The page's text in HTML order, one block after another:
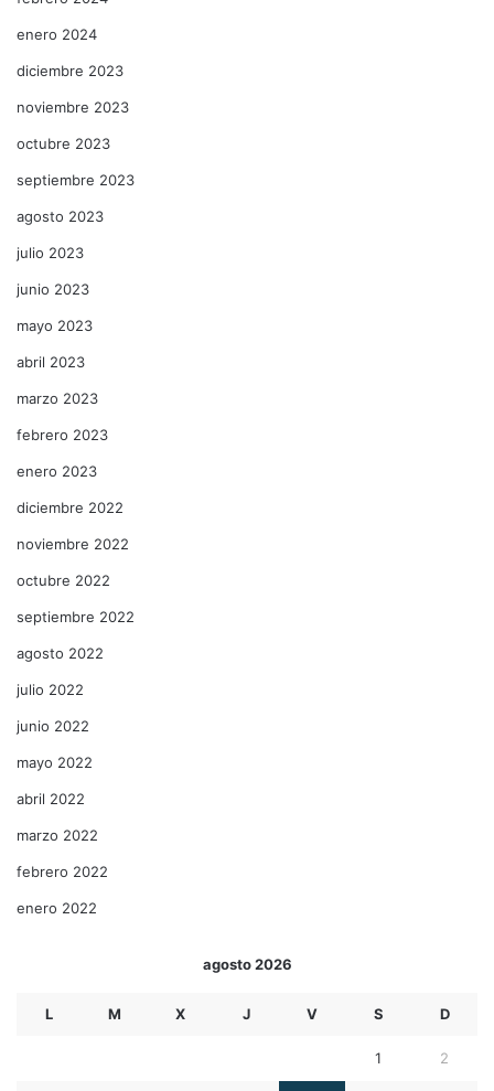
enero 2024
diciembre 2023
noviembre 2023
octubre 2023
septiembre 2023
agosto 2023
julio 2023
junio 2023
mayo 2023
abril 2023
marzo 2023
febrero 2023
enero 2023
diciembre 2022
noviembre 2022
octubre 2022
septiembre 2022
agosto 2022
julio 2022
junio 2022
mayo 2022
abril 2022
marzo 2022
febrero 2022
enero 2022
agosto 2026
L M X J V S D
1 2